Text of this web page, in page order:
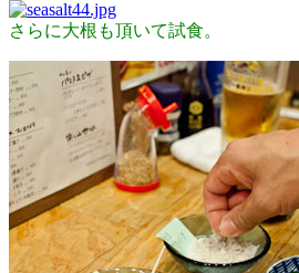
さらに大根も頂いて試食。